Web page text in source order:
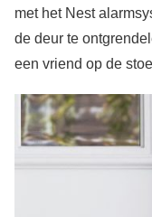
met het Nest
de deur te
een vriend op de